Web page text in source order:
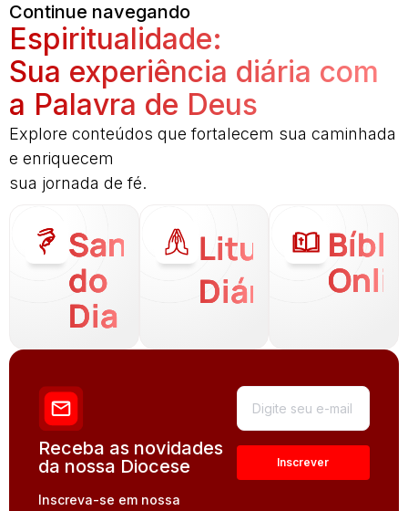
Continue navegando
Espiritualidade:
Sua experiência diária com
a Palavra de Deus
Explore conteúdos que fortalecem sua caminhada
e enriquecem
sua jornada de fé.
Santo
do
Dia
Liturgia
Diária
Receba as novidades
da nossa Diocese
Inscreva-se em nossa